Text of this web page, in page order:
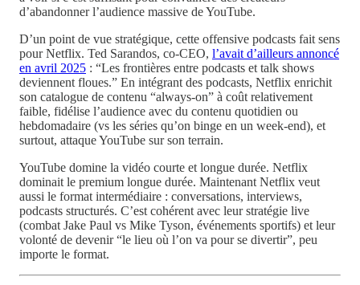
d’abandonner l’audience massive de YouTube.
D’un point de vue stratégique, cette offensive podcasts fait sens
pour Netflix. Ted Sarandos, co-CEO, l’avait d’ailleurs annoncé
en avril 2025 : “Les frontières entre podcasts et talk shows
deviennent floues.” En intégrant des podcasts, Netflix enrichit
son catalogue de contenu “always-on” à coût relativement
faible, fidélise l’audience avec du contenu quotidien ou
hebdomadaire (vs les séries qu’on binge en un week-end), et
surtout, attaque YouTube sur son terrain.
YouTube domine la vidéo courte et longue durée. Netflix
dominait le premium longue durée. Maintenant Netflix veut
aussi le format intermédiaire : conversations, interviews,
podcasts structurés. C’est cohérent avec leur stratégie live
(combat Jake Paul vs Mike Tyson, événements sportifs) et leur
volonté de devenir “le lieu où l’on va pour se divertir”, peu
importe le format.